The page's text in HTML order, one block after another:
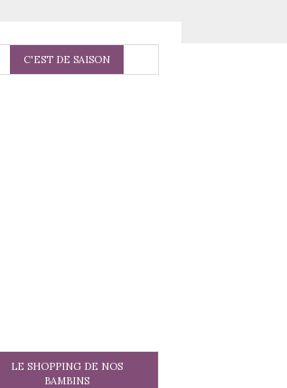
C'EST DE SAISON
LE SHOPPING DE NOS
BAMBINS